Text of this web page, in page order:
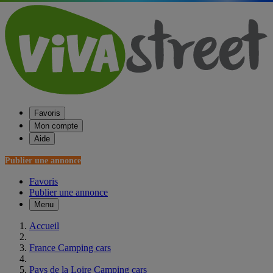
Favoris
Mon compte
Aide
Publier une annonce
Favoris
Publier une annonce
Menu
Accueil
France Camping cars
Pays de la Loire Camping cars